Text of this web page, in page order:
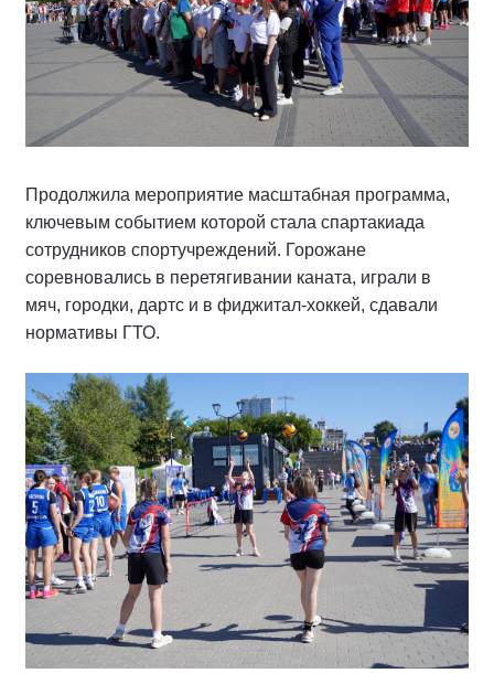
Продолжила мероприятие масштабная программа,
ключевым событием которой стала спартакиада
сотрудников спортучреждений. Горожане
соревновались в перетягивании каната, играли в
мяч, городки, дартс и в фиджитал-хоккей, сдавали
нормативы ГТО.